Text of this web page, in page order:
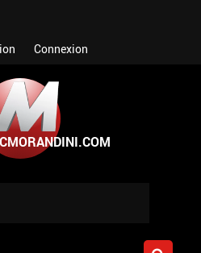
Connexion